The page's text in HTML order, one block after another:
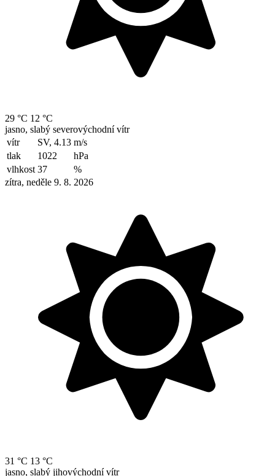
29 °C 12 °C
jasno, slabý severovýchodní vítr
vítr
SV, 4.13 m/s
tlak
1022
hPa
vlhkost 37
%
zítra, neděle 9. 8. 2026
31 °C 13 °C
jasno, slabý jihovýchodní vítr